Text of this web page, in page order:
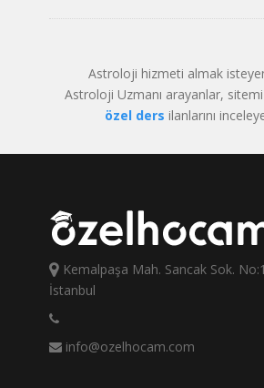
Astroloji hizmeti almak
Astroloji Uzmanı arayanlar,
özel ders ilanlarını
Kemalpaşa Mah. Sancak Sok.
İstanbul
info@ozelhocam.com